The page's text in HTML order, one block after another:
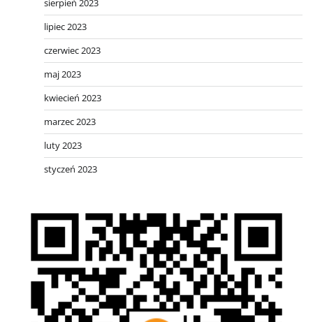
sierpień 2023
lipiec 2023
czerwiec 2023
maj 2023
kwiecień 2023
marzec 2023
luty 2023
styczeń 2023